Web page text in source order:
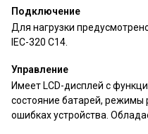
Подключение
Для нагрузки
IEC-320 С14.
Управление
Имеет LCD-дисплей с
состояние батарей,
ошибках устройства.